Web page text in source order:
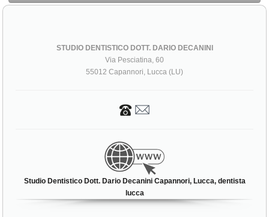
STUDIO DENTISTICO DOTT. DARIO DECANINI
Via Pesciatina, 60
55012 Capannori, Lucca (LU)
Studio Dentistico Dott. Dario Decanini Capannori, Lucca, dentista
lucca